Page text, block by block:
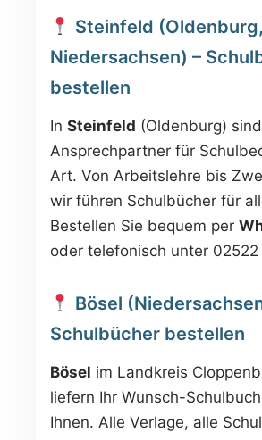
Steinfeld (Oldenburg,
Niedersachsen) –
bestellen
In Steinfeld (Oldenburg)
Ansprechpartner für
Art. Von Arbeitslehre bis
wir führen Schulbücher für
Bestellen Sie bequem per
oder telefonisch unter
Bösel
Schulbücher bestellen
Bösel im Landkreis
liefern Ihr Wunsch-
Ihnen. Alle Verlage, alle